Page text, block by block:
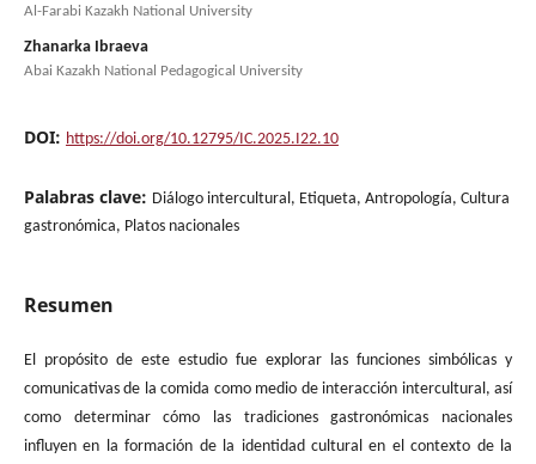
Al-Farabi Kazakh National University
Zhanarka Ibraeva
Abai Kazakh National Pedagogical University
DOI: https://doi.org/10.12795/IC.2025.I22.10
Palabras clave: Diálogo intercultural, Etiqueta, Antropología, Cultura
gastronómica, Platos nacionales
Resumen
El propósito de este estudio fue explorar las funciones simbólicas y
comunicativas de la comida como medio de interacción intercultural, así
como determinar cómo las tradiciones gastronómicas nacionales
influyen en la formación de la identidad cultural en el contexto de la